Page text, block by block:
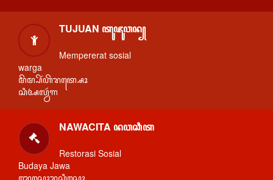
TUJUAN ꦠꦸꦗꦸꦮꦤ꧀
Mempererat sosial
warga
ꦩꦼꦩ꧀ꦥꦼꦂꦲꦼꦫꦠ꧀ꦱꦺꦴ
ꦱꦶꦄꦭ꧀ꦮꦂꦒ
NAWACITA ꦤꦮꦕꦶꦠ
Restorasi Sosial
Budaya Jawa
ꦫꦺꦱ꧀ꦠꦺꦴꦫꦱꦶꦱꦺꦴ